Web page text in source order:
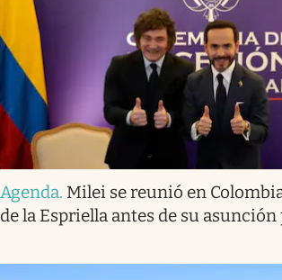
Agenda. Milei se reunió en
de la Espriella antes de su